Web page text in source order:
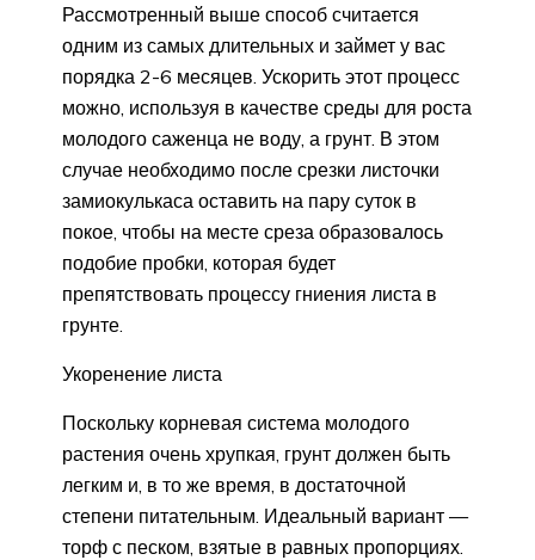
Рассмотренный выше способ считается
одним из самых длительных и займет у вас
порядка 2-6 месяцев. Ускорить этот процесс
можно, используя в качестве среды для роста
молодого саженца не воду, а грунт. В этом
случае необходимо после срезки листочки
замиокулькаса оставить на пару суток в
покое, чтобы на месте среза образовалось
подобие пробки, которая будет
препятствовать процессу гниения листа в
грунте.
Укоренение листа
Поскольку корневая система молодого
растения очень хрупкая, грунт должен быть
легким и, в то же время, в достаточной
степени питательным. Идеальный вариант —
торф с песком, взятые в равных пропорциях.